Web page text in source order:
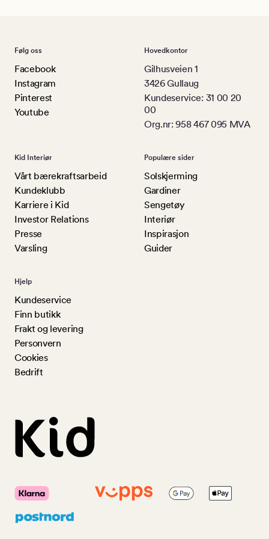
Følg oss
Facebook
Instagram
Pinterest
Youtube
Hovedkontor
Gilhusveien 1
3426 Gullaug
Kundeservice: 31 00 20
00
Org.nr: 958 467 095 MVA
Kid Interiør
Vårt bærekraftsarbeid
Kundeklubb
Karriere i Kid
Investor Relations
Presse
Varsling
Populære sider
Solskjerming
Gardiner
Sengetøy
Interiør
Inspirasjon
Guider
Hjelp
Kundeservice
Finn butikk
Frakt og levering
Personvern
Cookies
Bedrift